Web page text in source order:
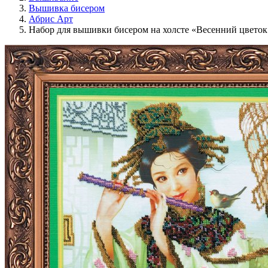
Вышивка бисером
Абрис Арт
Набор для вышивки бисером на холсте «Весенний